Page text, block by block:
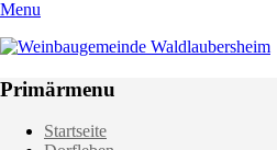
Menu
Weinbaugemeinde Waldlaubersheim
Primärmenu
Weiter Startseite